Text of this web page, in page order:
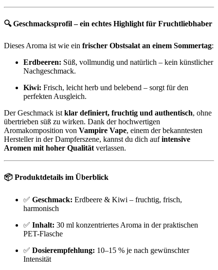
🔍Geschmacksprofil – ein echtes Highlight für Fruchtliebhaber
Dieses Aroma ist wie ein frischer Obstsalat an einem Sommertag:
Erdbeeren: Süß, vollmundig und natürlich – kein künstlicher
Nachgeschmack.
Kiwi: Frisch, leicht herb und belebend – sorgt für den
perfekten Ausgleich.
Der Geschmack ist klar definiert, fruchtig und authentisch, ohne
übertrieben süß zu wirken. Dank der hochwertigen
Aromakomposition von Vampire Vape, einem der bekanntesten
Hersteller in der Dampferszene, kannst du dich aufintensive
Aromen mit hoher Qualität verlassen.
📦 Produktdetails im Überblick
✅ Geschmack: Erdbeere & Kiwi – fruchtig, frisch,
harmonisch
✅ Inhalt: 30 ml konzentriertes Aroma in der praktischen
PET-Flasche
✅ Dosierempfehlung: 10–15 % je nach gewünschter
Intensität